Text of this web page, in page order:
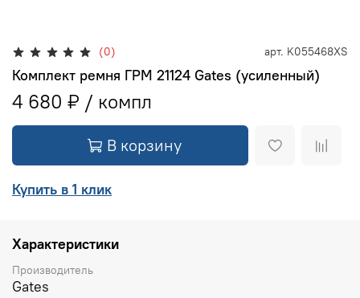
(0) арт. K055468XS
Комплект ремня ГРМ 21124 Gates (усиленный)
4 680 ₽
В корзину
Купить в 1 клик
Характеристики
Производитель
Gates